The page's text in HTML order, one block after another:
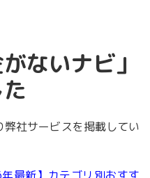
ないナビ」
社サービスを掲載してい